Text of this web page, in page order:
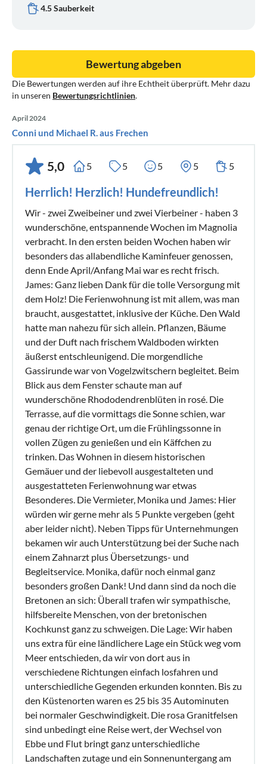
weit ab vom Massentourismus, die Strände sind auch im
Unsere 2 Ferienwohnungen können unabhängig
voneinander gebucht werden.
Auch im Herbst und im Frühjahr ist die Bretagne
wunderschön, die Temperatur des Meeres ist optimal im
September und die Strände laden zum Baden,Faulenzen
und Spazierengehen ein.
In der Nähe und auf dem Anwesen:
Fahrrad - und Wanderwege , ,darunter einer direkt auf
unserem Grundstück, viele Wanderwege in der Umgebung
mit Möglichkeiten zum Biken.
Wanderweg 3 km (in der Nähe): leichtes Niveau,
Waldspaziergang entlang eines Baches, ideal für einen
Familienausflug, mit 2 Kinderspielplätzen.
Armoriparc 10 Minuten: Kinderfreizeitpark mit Innen- und
Außenpool (beheizt)
Pontrieux in 10 Minuten: kleine Stadt mit Charakter, die für
ihre Waschhäuser und ihren Dampfzug bekannt ist, der Sie
nach Paimpol bringt, Bootsfahrten, Kajakfahren auf dem
Meer und auf den Flüssen .
La Roche Jagu: Mittelalterliche Burg -
Departementsbereich - Park (freie Besichtigung),
Ausstellungen, viele kulturelle Veranstaltungen im Sommer:
Shows, Konzerte,zahlreiche Animationen
Plouëc du Trieux 6 Minuten: Garden of Kefouler, ein Garten
der Inspiration in einem Paradies des Friedens
Zahlreiche Strände in ungefähr 22 Minuten erreichbar.
Perros Guirec ca. 30 km mit seiner berühmten Côte du
Granit Rose und seinen Stränden,
Ploumanac'h wurde 2015 zum Lieblingsdorf der Franzosen
gewählt.
Wir verraten Ihnen gerne unsere Geheimtipps: unsere
Region ist berühmt für die Vielfalt ihrer Strände, ihre
kulturellen Veranstaltungen, ihre botanischen Gärten, ihre
Kirchen und Kapellen und ihre Küche für Feinschmecker
(mehrere mit Michelin ausgezeichnete Sterneköche).
Auch in der Nachsaison viele Veranstaltungen, unter
anderem das Festival von Lanvellec im Oktober, mit
zahlreichen Konzerten klassischer Musik in den
umliegendenen Kirchen und in der Kathedrale von Tréguier.
Wir machen Ihnen gerne ein Angebot, falls Sie länger als 1
Woche bleiben möchten (gilt für Nebensaison).
4.5 Sauberkeit
Die Bewertungen werden auf ihre Echtheit überprüft. Mehr dazu
in unseren Bewertungsrichtlinien.
Bewertung abgeben
April 2024
Conni und Michael R. aus Frechen
5,0 5 5 5 5 5
Herrlich! Herzlich! Hundefreundlich!
Wir - zwei Zweibeiner und zwei Vierbeiner - haben 3
wunderschöne, entspannende Wochen im Magnolia
verbracht. In den ersten beiden Wochen haben wir
besonders das allabendliche Kaminfeuer genossen,
denn Ende April/Anfang Mai war es recht frisch.
James: Ganz lieben Dank für die tolle Versorgung mit
dem Holz! Die Ferienwohnung ist mit allem, was man
braucht, ausgestattet, inklusive der Küche. Den Wald
hatte man nahezu für sich allein. Pflanzen, Bäume
und der Duft nach frischem Waldboden wirkten
äußerst entschleunigend. Die morgendliche
Gassirunde war von Vogelzwitschern begleitet. Beim
Blick aus dem Fenster schaute man auf
wunderschöne Rhododendrenblüten in rosé. Die
Terrasse, auf die vormittags die Sonne schien, war
genau der richtige Ort, um die Frühlingssonne in
vollen Zügen zu genießen und ein Käffchen zu
trinken. Das Wohnen in diesem historischen
Gemäuer und der liebevoll ausgestalteten und
ausgestatteten Ferienwohnung war etwas
Besonderes. Die Vermieter, Monika und James: Hier
würden wir gerne mehr als 5 Punkte vergeben (geht
aber leider nicht). Neben Tipps für Unternehmungen
bekamen wir auch Unterstützung bei der Suche nach
einem Zahnarzt plus Übersetzungs- und
Begleitservice. Monika, dafür noch einmal ganz
besonders großen Dank! Und dann sind da noch die
Bretonen an sich: Überall trafen wir sympathische,
hilfsbereite Menschen, von der bretonischen
Kochkunst ganz zu schweigen. Die Lage: Wir haben
uns extra für eine ländlichere Lage ein Stück weg vom
Meer entschieden, da wir von dort aus in
verschiedene Richtungen einfach losfahren und
unterschiedliche Gegenden erkunden konnten. Bis zu
den Küstenorten waren es 25 bis 35 Autominuten
bei normaler Geschwindigkeit. Die rosa Granitfelsen
sind unbedingt eine Reise wert, der Wechsel von
Ebbe und Flut bringt ganz unterschiedliche
Landschaften zutage und ein Sonnenuntergang am